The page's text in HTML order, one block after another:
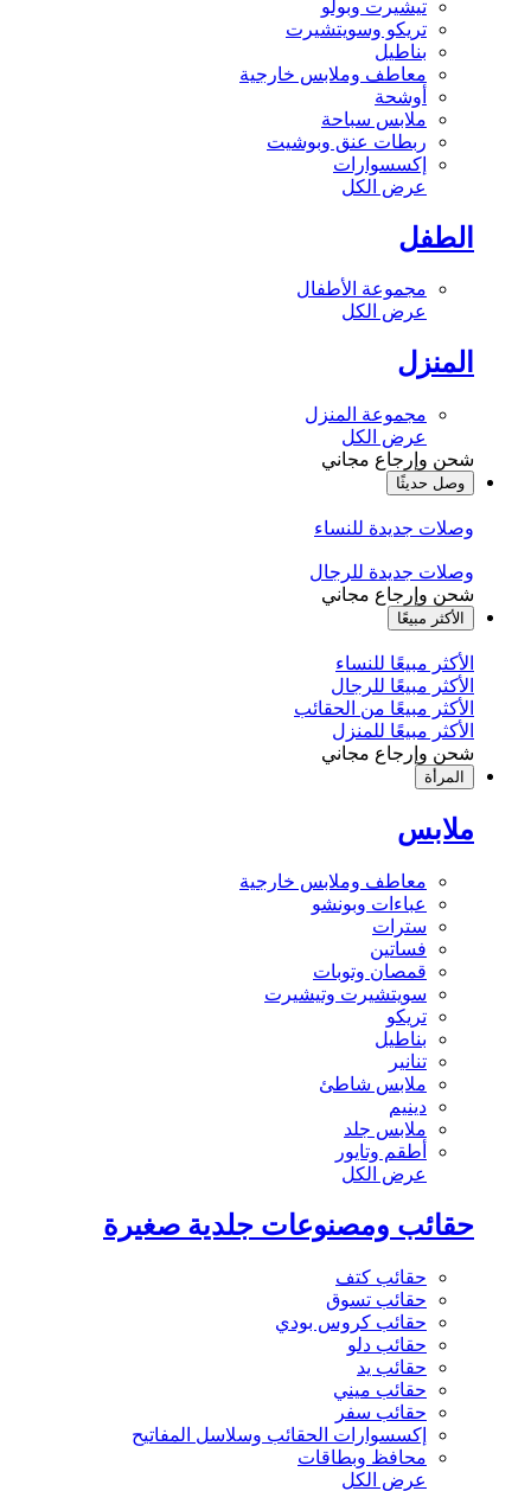
تيشيرت وبولو
تريكو وسويتشيرت
بناطيل
معاطف وملابس خارجية
أوشحة
ملابس سباحة
ربطات عنق وبوشيت
إكسسوارات
عرض الكل
الطفل
مجموعة الأطفال
عرض الكل
المنزل
مجموعة المنزل
عرض الكل
شحن وإرجاع مجاني
وصل حديثًا
وصلات جديدة للنساء
وصلات جديدة للرجال
شحن وإرجاع مجاني
الأكثر مبيعًا
الأكثر مبيعًا للنساء
الأكثر مبيعًا للرجال
الأكثر مبيعًا من الحقائب
الأكثر مبيعًا للمنزل
شحن وإرجاع مجاني
المرأة
ملابس
معاطف وملابس خارجية
عباءات وبونشو
سترات
فساتين
قمصان وتوبات
سويتشيرت وتيشيرت
تريكو
بناطيل
تنانير
ملابس شاطئ
دينيم
ملابس جلد
أطقم وتايور
عرض الكل
حقائب ومصنوعات جلدية صغيرة
حقائب كتف
حقائب تسوق
حقائب كروس بودي
حقائب دلو
حقائب يد
حقائب ميني
حقائب سفر
إكسسوارات الحقائب وسلاسل المفاتيح
محافظ وبطاقات
عرض الكل